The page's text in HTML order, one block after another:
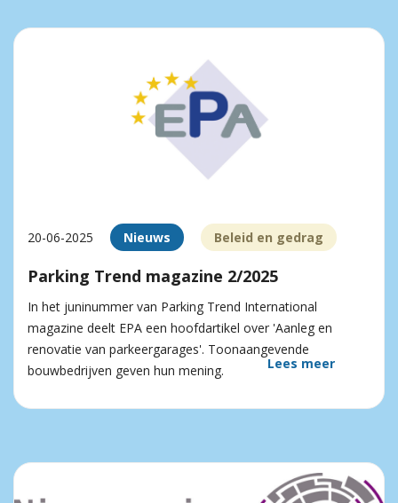
20-06-2025 Nieuws Beleid en gedrag
Parking Trend magazine 2/2025
In het juninummer van Parking Trend International
magazine deelt EPA een hoofdartikel over 'Aanleg en
renovatie van parkeergarages'. Toonaangevende
bouwbedrijven geven hun mening.
Lees meer